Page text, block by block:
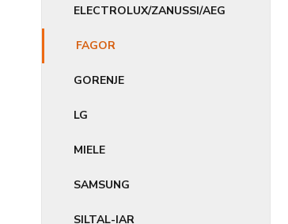
ELECTROLUX/ZANUSSI/AEG
FAGOR
GORENJE
LG
MIELE
SAMSUNG
SILTAL-IAR